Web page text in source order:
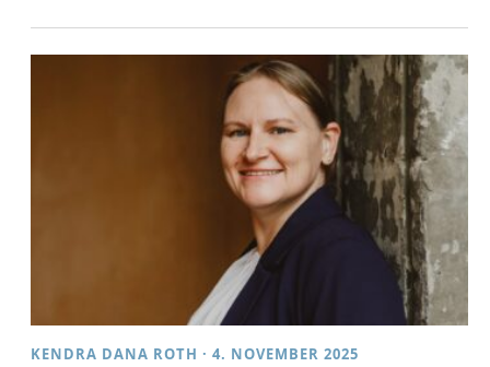
KENDRA DANA ROTH ·4. NOVEMBER 2025